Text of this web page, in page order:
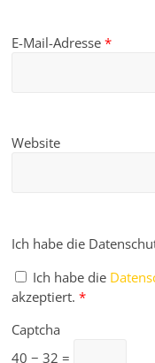
E-Mail-Adresse*
Website
Ich habe die
Ich habe die
akzeptiert. *
Captcha
40 − 32 =